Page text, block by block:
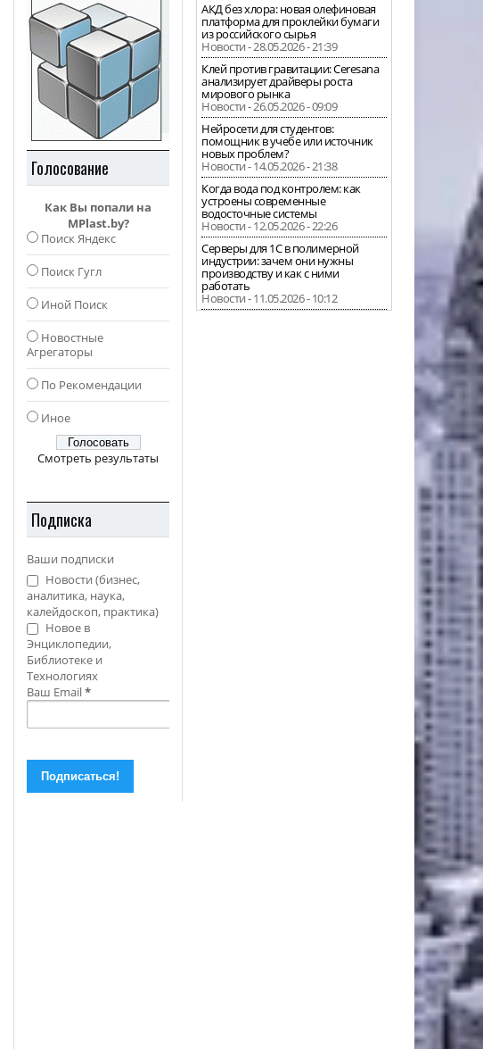
Голосование
Как Вы попали на
MPlast.by?
Поиск Яндекс
Поиск Гугл
Иной Поиск
Новостные
Агрегаторы
По Рекомендации
Иное
Смотреть результаты
Подписка
Ваши подписки
Новости (бизнес,
аналитика, наука,
калейдоскоп, практика)
Новое в
Энциклопедии,
Библиотеке и
Технологиях
Ваш Email*
АКД без хлора: новая олефиновая
платформа для проклейки бумаги
из российского сырья
Новости - 28.05.2026 - 21:39
Клей против гравитации: Ceresana
анализирует драйверы роста
мирового рынка
Новости - 26.05.2026 - 09:09
Нейросети для студентов:
помощник в учебе или источник
новых проблем?
Новости - 14.05.2026 - 21:38
Когда вода под контролем: как
устроены современные
водосточные системы
Новости - 12.05.2026 - 22:26
Серверы для 1С в полимерной
индустрии: зачем они нужны
производству и как с ними
работать
Новости - 11.05.2026 - 10:12